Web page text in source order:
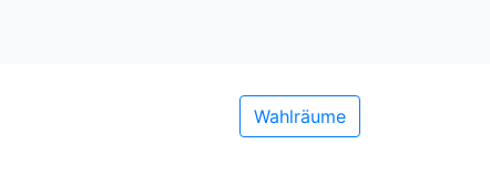
Wahlräume